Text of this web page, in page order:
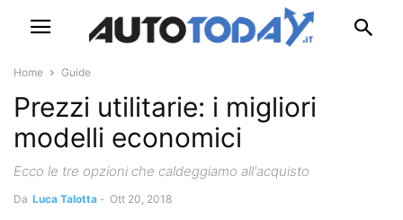
Home Guide
Prezzi utilitarie: i migliori
modelli economici
Ecco le tre opzioni che caldeggiamo all'acquisto
Da Luca Talotta - Ott 20, 2018